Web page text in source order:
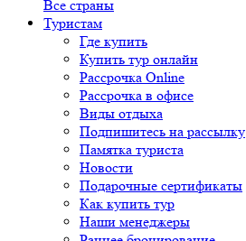
Все страны
Туристам
Где купить
Купить тур онлайн
Рассрочка Online
Рассрочка в офисе
Виды отдыха
Подпишитесь на рассылку
Памятка туриста
Новости
Подарочные сертификаты
Как купить тур
Наши менеджеры